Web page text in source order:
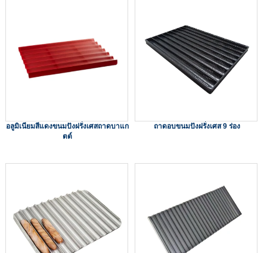
อลูมิเนียมสีแดงขนมปังฝรั่งเศสถาดบาแก
ตต์
ถาดอบขนมปังฝรั่งเศส 9 ร่อง